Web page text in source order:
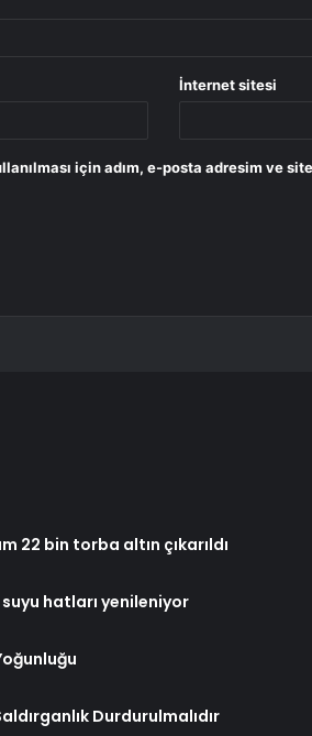
İnternet sitesi
için adım, e-posta adresim ve
22 bin torba altın çıkarıldı
hatları yenileniyor
Durdurulmalıdır